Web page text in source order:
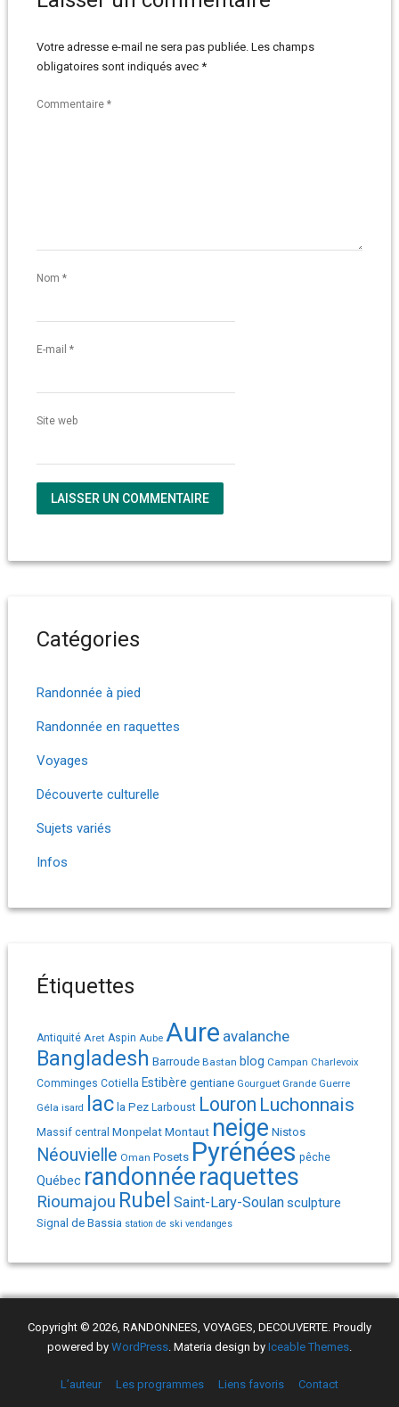
Votre adresse e-mail ne sera pas publiée. Les champs
obligatoires sont indiqués avec *
Commentaire *
Nom *
E-mail *
Site web
Catégories
Randonnée à pied
Randonnée en raquettes
Voyages
Découverte culturelle
Sujets variés
Infos
Étiquettes
Antiquité Aret Aspin Aube Aure avalanche
Bangladesh Barroude Bastan blog Campan Charlevoix
Comminges Cotiella Estibère gentiane Gourguet Grande Guerre
Géla isard lac la Pez Larboust Louron Luchonnais
Massif central MonpelatMontaut neige Nistos
Néouvielle Oman Posets Pyrénées pêche
Québec randonnéeraquettes
Rioumajou Rubel Saint-Lary-Soulansculpture
Signal de Bassia station de ski vendanges
Copyright © 2026, RANDONNEES, VOYAGES, DECOUVERTE. Proudly
powered by WordPress. Materia design by Iceable Themes.
L’auteur Les programmes Liens favoris Contact